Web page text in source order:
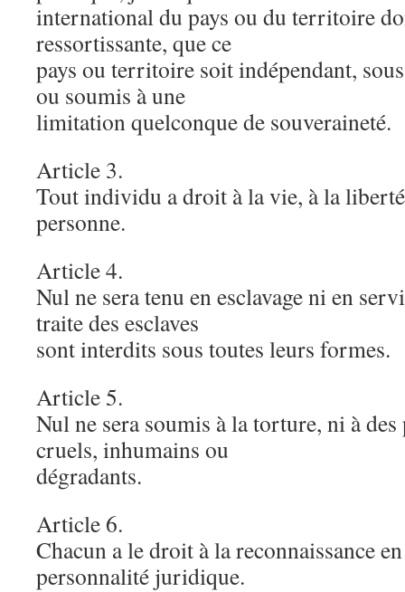
international du pays ou du territoire
ressortissante, que ce
pays ou territoire soit indépendant,
ou soumis à une
limitation quelconque de souveraineté.
Article 3.
Tout individu a droit à la vie, à la liberté
personne.
Article 4.
Nul ne sera tenu en esclavage ni en
traite des esclaves
sont interdits sous toutes leurs formes.
Article 5.
Nul ne sera soumis à la torture, ni à
cruels, inhumains ou
dégradants.
Article 6.
Chacun a le droit à la reconnaissance
personnalité juridique.